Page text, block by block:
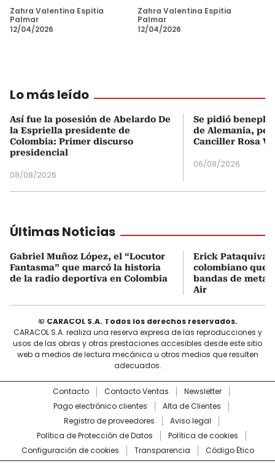
Zahra Valentina Espitia
Palmar
12/04/2026
Zahra Valentina Espitia
Palmar
12/04/2026
Lo más leído
Así fue la posesión de Abelardo De
la Espriella presidente de
Colombia: Primer discurso
presidencial
08/08/2026
Se pidió
de Alemania,
Canciller Rosa
06/08/2026
Últimas Noticias
Gabriel Muñoz López, el “Locutor
Fantasma” que marcó la historia
de la radio deportiva en Colombia
Erick Pataquiva,
colombiano que
bandas de metal
Air
© CARACOL S.A. Todos los derechos reservados.
CARACOL S.A. realiza una reserva expresa de las reproducciones y
usos de las obras y otras prestaciones accesibles desde este sitio
web a medios de lectura mecánica u otros medios que resulten
adecuados.
Contacto Contacto Ventas
Newsletter
Pago electrónico clientes
Alta de Clientes
Registro de proveedores
Aviso legal
Política de Protección de Datos
Política de cookies
Configuración de cookies
Transparencia Código Ético